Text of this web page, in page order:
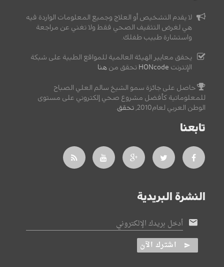
لا يقدم التشخيص أو العلاج وجميع المعلومات الواردة فيه
هي لغرض التثقيف الصحي فقط ولا تغني عن مراجعة
واستشارة طبيب طفلك.
يحقق معايير الهيئة العالمية للمواقع الطبية على شبكة
الإنترنت HONcode تحقق من هنا
حاصل على جائزة سمو الشيخ سالم العلي الصباح
للمعلوماتية كأفضل مشروع صحي إلكتروني على مستوى
الوطن العربي لعام2010,
تحقق
تابعنا
النشرة البريدية
أدخل بريدك الإلكتروني
اشترك الآن